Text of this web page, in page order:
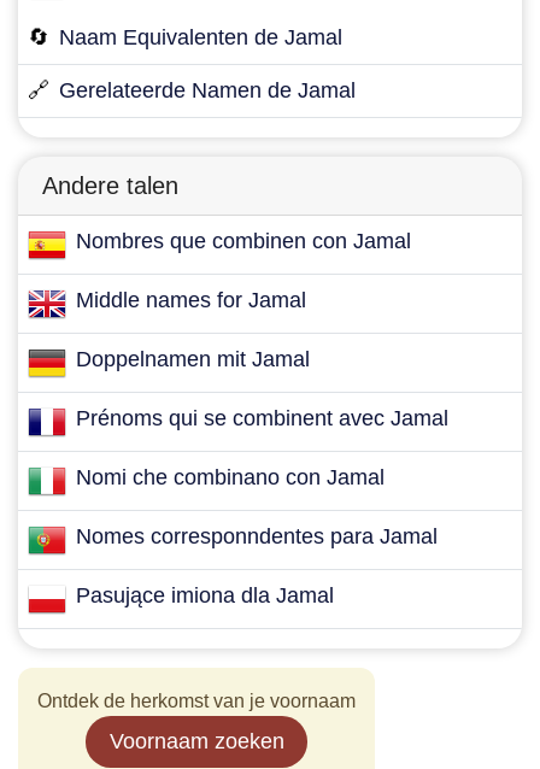
🔄 Naam Equivalenten de Jamal
🔗 Gerelateerde Namen de Jamal
Andere talen
Nombres que combinen con Jamal
Middle names for Jamal
Doppelnamen mit Jamal
Prénoms qui se combinent avec Jamal
Nomi che combinano con Jamal
Nomes corresponndentes para Jamal
Pasujące imiona dla Jamal
Ontdek de herkomst van je voornaam
Voornaam zoeken